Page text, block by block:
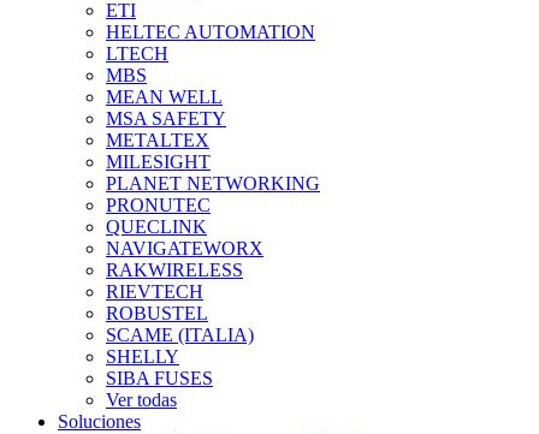
ETI
HELTEC AUTOMATION
LTECH
MBS
MEAN WELL
MSA SAFETY
METALTEX
MILESIGHT
PLANET NETWORKING
PRONUTEC
QUECLINK
NAVIGATEWORX
RAKWIRELESS
RIEVTECH
ROBUSTEL
SCAME (ITALIA)
SHELLY
SIBA FUSES
Ver todas
Soluciones